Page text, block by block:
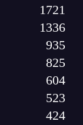
1721
1336
935
825
604
523
424